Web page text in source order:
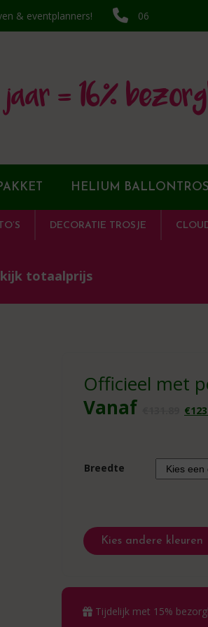
& eventplanners! 06
jaar = 16%
HELIUM
DECORATIE TROSJE
totaalprijs
Officieel met
Vanaf
€
Breedte
Kies andere kleuren
Tijdelijk met 15%